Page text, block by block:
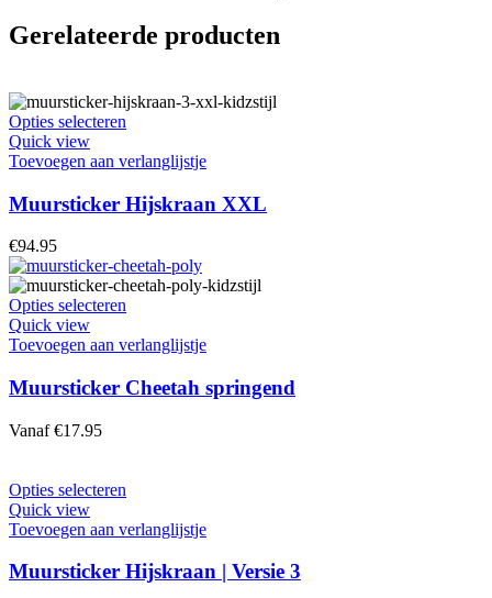
Gerelateerde producten
Opties selecteren
heeft
variaties.
Deze
kan
gekozen
worden
op
de
productpagina
Quick view
Toevoegen aan verlanglijstje
Muursticker Hijskraan XXL
€94.95
Opties selecteren
heeft
variaties.
Deze
op
de
productpagina
Quick view
Toevoegen aan verlanglijstje
Muursticker Cheetah springend
Vanaf €17.95
Opties selecteren
heeft
variaties.
Deze
Quick view
Toevoegen aan verlanglijstje
Muursticker Hijskraan | Versie 3